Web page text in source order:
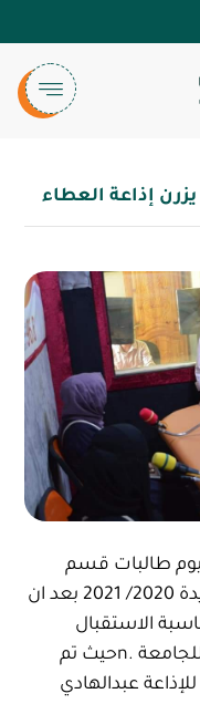
إذاعة العطاء
طالبات قسم
الإعلام وعلوم الاتصال الدفعة الجديدة 2020/ 2021 بعد ان
الاستقبال
الرسمي الذى أقيم في المبنى الثاني للجامعة .nحيث تم
عبدالهادي